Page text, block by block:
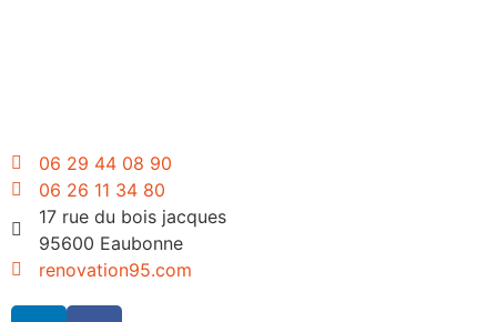
06 29 44 08 90
06 26 11 34 80
17 rue du bois jacques
95600 Eaubonne
renovation95.com